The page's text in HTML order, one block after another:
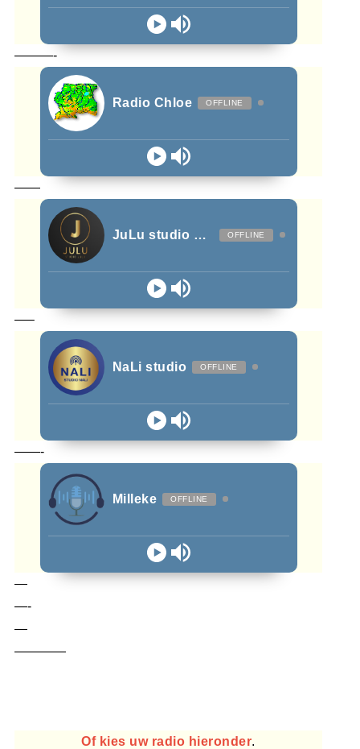
———-
Radio Chloe OFFLINE
——
JuLu studio Radio Anda OFFLINE
—–
NaLi studio OFFLINE
——-
Milleke OFFLINE
—
—-
—
————
Of kies uw radio hieronder.